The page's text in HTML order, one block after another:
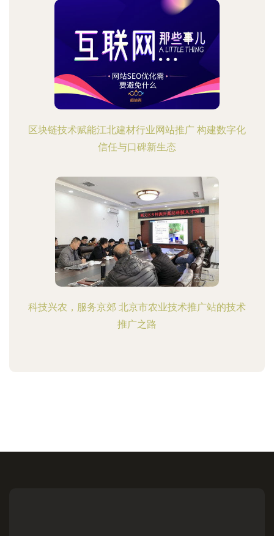
区块链技术赋能江北建材行业网站推广 构建数字化
信任与口碑新生态
科技兴农，服务京郊 北京市农业技术推广站的技术
推广之路